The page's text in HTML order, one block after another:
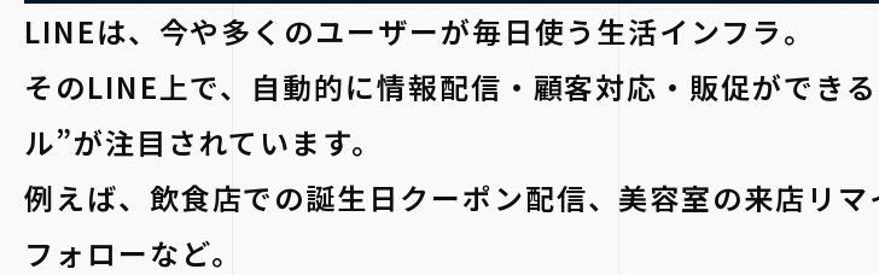
LINEは、今や多くのユーザーが毎日使う生活インフラ。
そのLINE上で、自動的に情報配信・顧客対応・販促ができ
ル”が注目されています。
例えば、飲食店での誕生日クーポン配信、美容室の来店リ
フォローなど。